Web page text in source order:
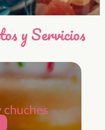
y Servicios
chuches